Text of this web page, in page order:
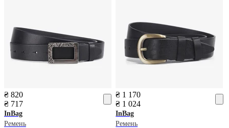
₴ 820
₴ 717
InBag
Ремень
₴ 1 170
₴ 1 024
InBag
Ремень